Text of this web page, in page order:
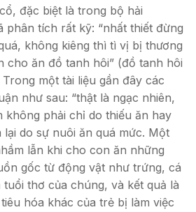
đặc biệt là trong bộ hải
phân tích rất kỹ: “nhất thiết đừng
không kiêng thì tì vị bị thương
cho ăn đồ tanh hôi” (đồ tanh hôi
một tài liệu gần đây các
như sau: “thật là ngạc nhiên,
không phải chỉ do thiếu ăn hay
lại do sự nuôi ăn quá mức. Một
lẫn khi cho con ăn những
gốc từ động vật như trứng, cá
thơ của chúng, và kết quả là
hóa khác của trẻ bị làm việc